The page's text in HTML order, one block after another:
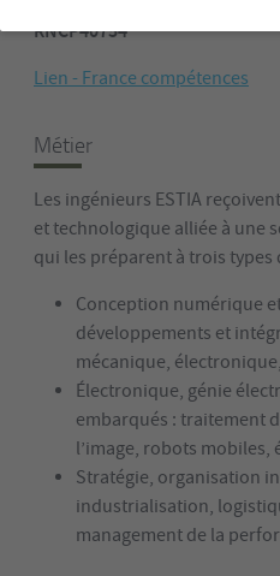
RNCP40754
Lien - France compétences
Métier
Les ingénieurs ESTIA
et technologique alliée à une
qui les préparent à trois types
Conception numérique
développements et
mécanique,
Électronique, génie
embarqués : traitement
l’image, robots mobiles,
Stratégie, organisation
industrialisation,
management de la